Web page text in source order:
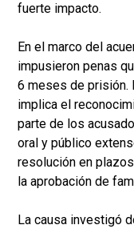
fuerte impacto.
En el marco del
impusieron penas
6 meses de prisión.
implica el
parte de los
oral y público
resolución en
la aprobación de
La causa investigó